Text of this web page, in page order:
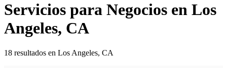
Servicios para Negocios en Los
Angeles, CA
18 resultados en Los Angeles, CA